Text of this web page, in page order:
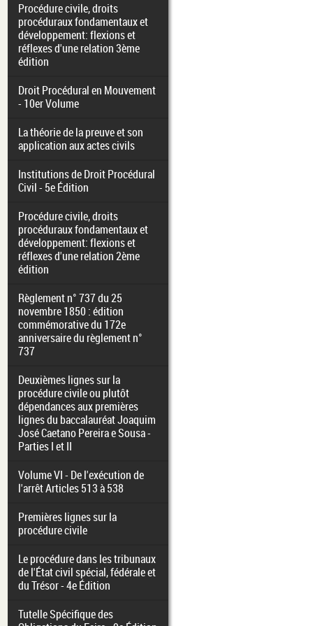
Procédure civile, droits
procéduraux fondamentaux et
développement: flexions et
réflexes d'une relation 3ème
édition
Droit Procédural en Mouvement
- 10er Volume
La théorie de la preuve et son
application aux actes civils
Institutions de Droit Procédural
Civil - 5e Édition
Procédure civile, droits
procéduraux fondamentaux et
développement: flexions et
réflexes d'une relation 2ème
édition
Règlement n° 737 du 25
novembre 1850 : édition
commémorative du 172e
anniversaire du règlement n°
737
Deuxièmes lignes sur la
procédure civile ou plutôt
dépendances aux premières
lignes du baccalauréat Joaquim
José Caetano Pereira e Sousa -
Parties I et II
Volume VI - De l'exécution de
l'arrêt Articles 513 à 538
Premières lignes sur la
procédure civile
Le procédure dans les tribunaux
de l'État civil spécial, fédérale et
du Trésor - 4e Édition
Tutelle Spécifique des